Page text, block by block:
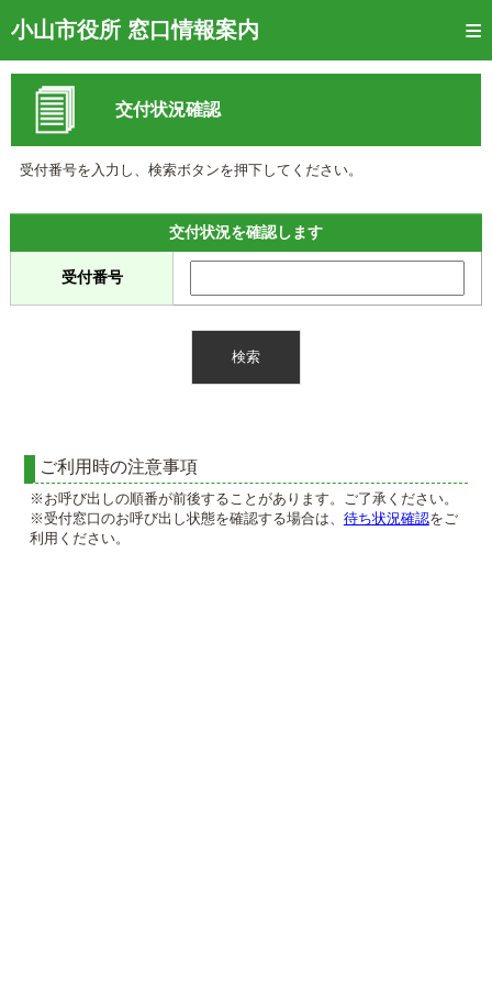
小山市役所 窓口情報案内
トップページ
窓口混雑状況
待ち状況確認
メール通知登録
混雑予想カレンダー
交付状況確認
受付番号を入力し、検索ボタンを押下してください。
交付状況を確認します
受付番号
ご利用時の注意事項
※お呼び出しの順番が前後することがあります。ご了承ください。
※受付窓口のお呼び出し状態を確認する場合は、 待ち状況確認をご
利用ください。